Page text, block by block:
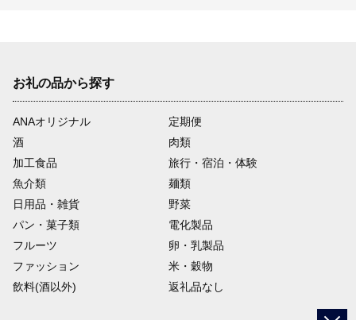
お礼の品から探す
ANAオリジナル
定期便
酒
肉類
加工食品
旅行・宿泊・体験
魚介類
麺類
日用品・雑貨
野菜
パン・菓子類
電化製品
フルーツ
卵・乳製品
ファッション
米・穀物
飲料(酒以外)
返礼品なし